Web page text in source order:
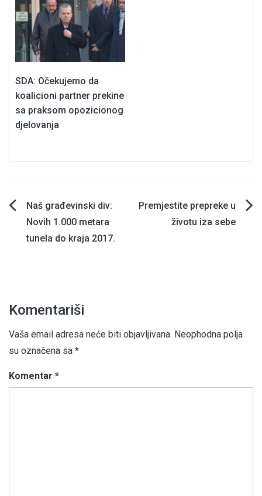
SDA: Očekujemo da
koalicioni partner prekine
sa praksom opozicionog
djelovanja
Navigacija
članaka
Naš građevinski div:
Novih 1.000 metara
tunela do kraja 2017.
Premjestite prepreke u
životu iza sebe
Komentariši
Vaša email adresa neće biti objavljivana. Neophodna polja
su označena sa *
Komentar *